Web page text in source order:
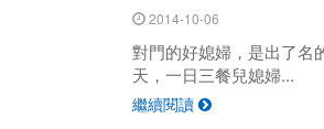
2014-10-06
對門的好媳婦，是出了名
天，一日三餐兒媳婦...
繼續閱讀